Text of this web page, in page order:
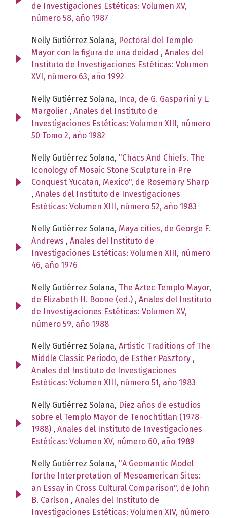
de Investigaciones Estéticas: Volumen XV,
número 58, año 1987
Nelly Gutiérrez Solana, Pectoral del Templo
Mayor con la figura de una deidad , Anales del
Instituto de Investigaciones Estéticas: Volumen
XVI, número 63, año 1992
Nelly Gutiérrez Solana, Inca, de G. Gasparini y L.
Margolier , Anales del Instituto de
Investigaciones Estéticas: Volumen XIII, número
50 Tomo 2, año 1982
Nelly Gutiérrez Solana, "Chacs And Chiefs. The
Iconology of Mosaic Stone Sculpture in Pre
Conquest Yucatan, Mexico", de Rosemary Sharp
, Anales del Instituto de Investigaciones
Estéticas: Volumen XIII, número 52, año 1983
Nelly Gutiérrez Solana, Maya cities, de George F.
Andrews , Anales del Instituto de
Investigaciones Estéticas: Volumen XIII, número
46, año 1976
Nelly Gutiérrez Solana, The Aztec Templo Mayor,
de Elizabeth H. Boone (ed.) , Anales del Instituto
de Investigaciones Estéticas: Volumen XV,
número 59, año 1988
Nelly Gutiérrez Solana, Artistic Traditions of The
Middle Classic Periodo, de Esther Pasztory ,
Anales del Instituto de Investigaciones
Estéticas: Volumen XIII, número 51, año 1983
Nelly Gutiérrez Solana, Diez años de estudios
sobre el Templo Mayor de Tenochtitlan (1978-
1988) , Anales del Instituto de Investigaciones
Estéticas: Volumen XV, número 60, año 1989
Nelly Gutiérrez Solana, "A Geomantic Model
forthe Interpretation of Mesoamerican Sites:
an Essay in Cross Cultural Comparison", de John
B. Carlson , Anales del Instituto de
Investigaciones Estéticas: Volumen XIV, número